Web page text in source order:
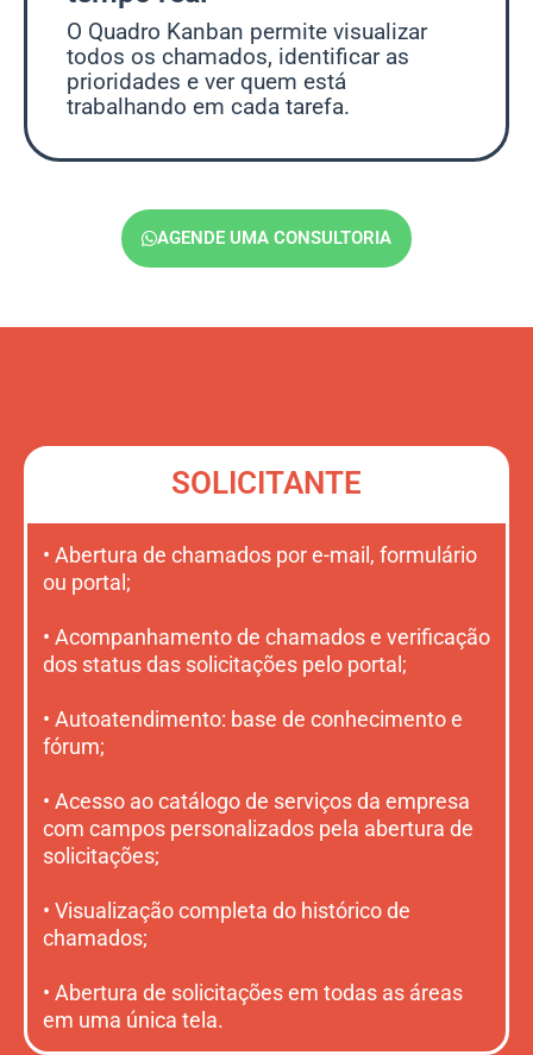
O Quadro Kanban permite visualizar
todos os chamados, identificar as
prioridades e ver quem está
trabalhando em cada tarefa.
AGENDE UMA CONSULTORIA
SOLICITANTE
• Abertura de chamados por e-mail, formulário
ou portal;
• Acompanhamento de chamados e verificação
dos status das solicitações pelo portal;
• Autoatendimento: base de conhecimento e
fórum;
• Acesso ao catálogo de serviços da empresa
com campos personalizados pela abertura de
solicitações;
• Visualização completa do histórico de
chamados;
• Abertura de solicitações em todas as áreas
em uma única tela.